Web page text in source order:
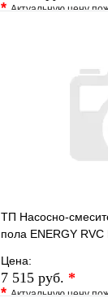
*Актуальную цену
ТП Насосно-
пола ENERGY
Цена:
7 515 руб. *
*Актуальную цену